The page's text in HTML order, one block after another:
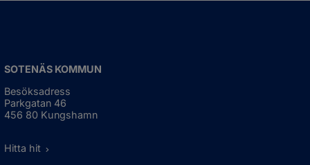
SOTENÄS KOMMUN
Besöksadress
Parkgatan 46
456 80 Kungshamn
Hitta hit